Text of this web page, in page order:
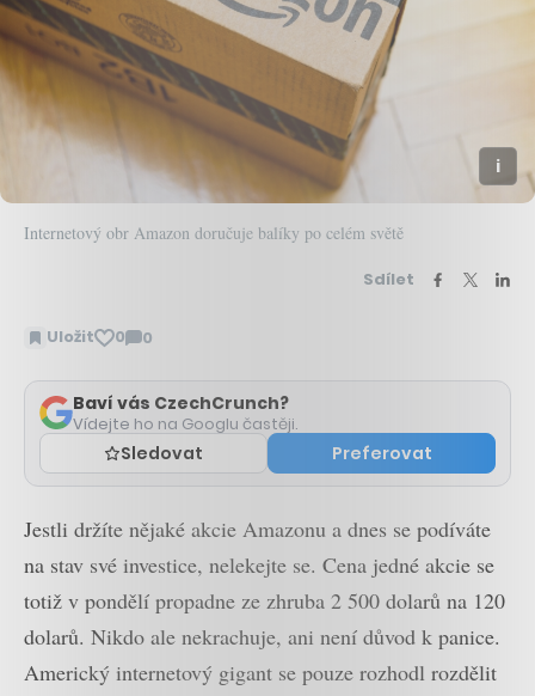
Internetový obr Amazon doručuje balíky po celém světě
Sdílet
Uložit 0 0
Zobrazit
Baví vás CzechCrunch?
Vídejte ho na Googlu častěji.
Sledovat Preferovat
Jestli držíte nějaké akcie Amazonu a dnes se podíváte
na stav své investice, nelekejte se. Cena jedné akcie se
totiž v pondělí propadne ze zhruba 2 500 dolarů na 120
dolarů. Nikdo ale nekrachuje, ani není důvod k panice.
Americký internetový gigant se pouze rozhodl rozdělit